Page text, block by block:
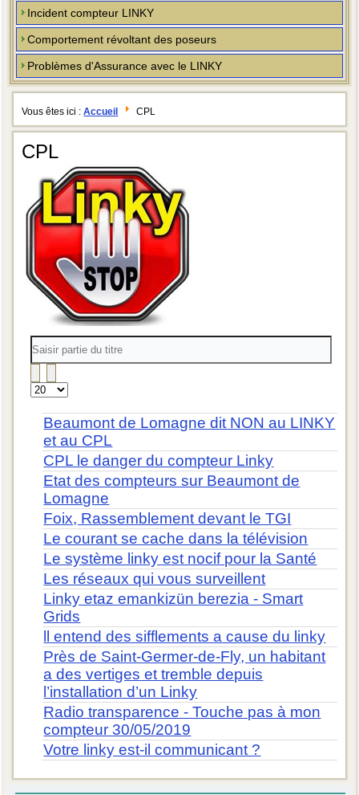
Incident compteur LINKY
Comportement révoltant des poseurs
Problèmes d'Assurance avec le LINKY
Vous êtes ici :Accueil CPL
CPL
Saisir
partie
du
Affichage
#
Beaumont de Lomagne dit NON au LINKY
et au CPL
CPL le danger du compteur Linky
Etat des compteurs sur Beaumont de
Lomagne
Foix, Rassemblement devant le TGI
Le courant se cache dans la télévision
Le système linky est nocif pour la Santé
Les réseaux qui vous surveillent
Linky etaz emankizün berezia - Smart
Grids
ll entend des sifflements a cause du linky
Près de Saint-Germer-de-Fly, un habitant
a des vertiges et tremble depuis
l’installation d’un Linky
Radio transparence - Touche pas à mon
compteur 30/05/2019
Votre linky est-il communicant ?